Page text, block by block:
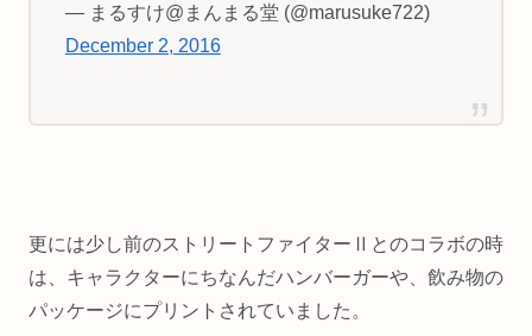
— まるすけ@まんまる堂 (@marusuke722)
December 2, 2016
更には少し前のストリートファイターⅡとのコラボの時
は、キャラクターにちなんだハンバーガーや、飲み物の
パッケージにプリントされていました。